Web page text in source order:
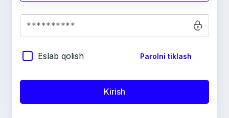
Eslab qolish Parolni tiklash
Kirish